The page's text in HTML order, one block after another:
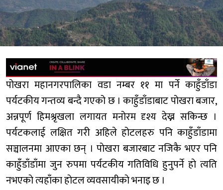
पोखरा महानगरपालिका वडा नम्बर ११ मा पर्ने काहुँडाँडा
पर्यटकीय गन्तव्य बन्दै गएको छ । काहुँडाँडाबाट पोखरा बजार,
अन्नपूर्ण हिमश्रृखला लगायत मनोरम दृश्य देख्न सकिन्छ ।
पर्यटकलाई लक्षित गरी अहिले होटलहरु पनि काहुँडाँडामा
सञ्चालनमा आएका छन् । पाेखरा बजारबाट नजिकै भएर पनि
काहुँडाँडाँमा जुन रुपमा पर्यटकीय गतिविधि हुनुपर्ने हाे त्यति
नभएकाे त्यहाँका हाेटल व्यवसायीकाे भनाइ छ ।